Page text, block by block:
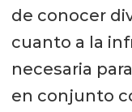
de conocer
cuanto a la
necesaria
en conjunto